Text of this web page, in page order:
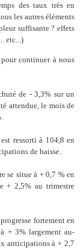
des taux très en
les autres éléments
suffisante ? effets
etc...)
continuer à nous
de - 3,3% sur un
attendue, le mois de
ressorti à 104,8 en
de baisse.
se situe à + 0,7 % en
+ 2,5% au trimestre
fortement en
+ 3% largement au-
anticipations à + 2,7